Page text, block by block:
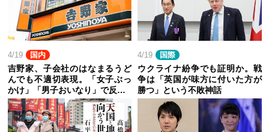
4/19 国内
吉野家、子会社のはなまるうど
んでも不適切表現。「女子ぶっ
かけ」「男子おいなり」で反…
4/19 国際
ウクライナ紛争でも証明か。戦
争は「英国が味方に付いた方が
勝つ」という不敗神話